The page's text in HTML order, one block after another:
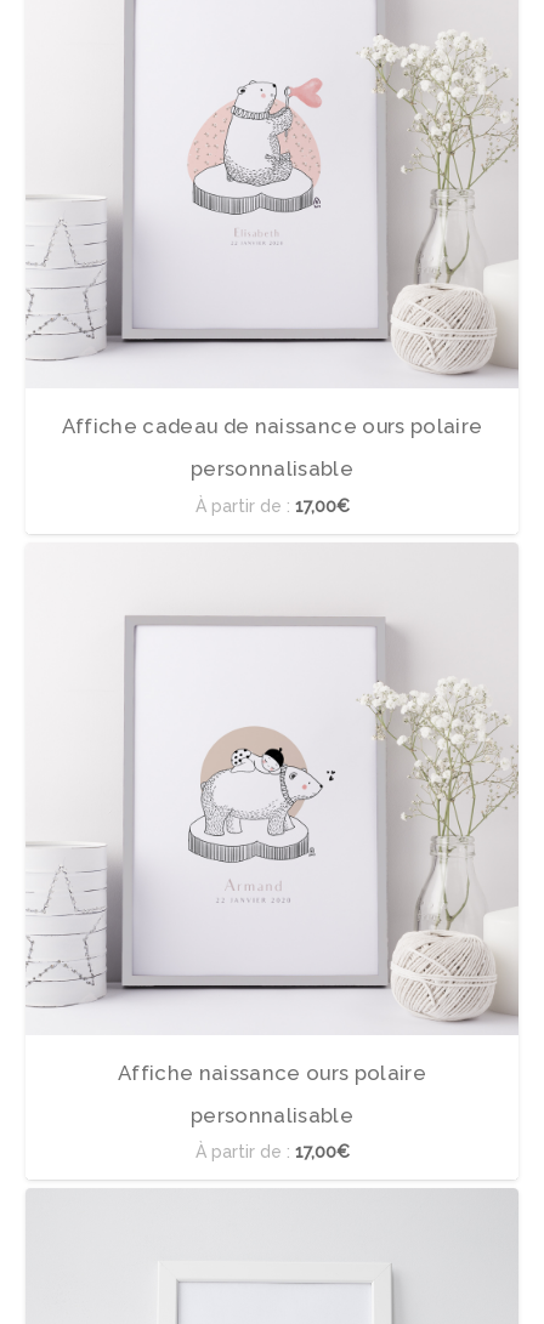
Affiche cadeau de naissance ours polaire
personnalisable
À partir de : 17,00€
Affiche naissance ours polaire
personnalisable
À partir de : 17,00€